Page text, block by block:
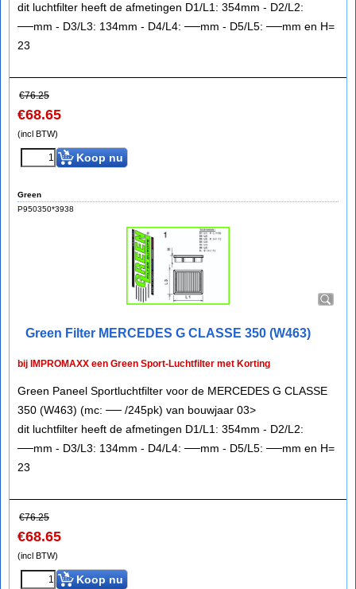
dit luchtfilter heeft de afmetingen D1/L1: 354mm - D2/L2:
──mm - D3/L3: 134mm - D4/L4: ──mm - D5/L5: ──mm en H=
23
€76.25
€68.65
(incl BTW)
Koop nu
Green
P950350*3938
Green Filter MERCEDES G CLASSE 350 (W463)
bij IMPROMAXX een Green Sport-Luchtfilter met Korting
Green Paneel Sportluchtfilter voor de MERCEDES G CLASSE
350 (W463) (mc: ── /245pk) van bouwjaar 03>
dit luchtfilter heeft de afmetingen D1/L1: 354mm - D2/L2:
──mm - D3/L3: 134mm - D4/L4: ──mm - D5/L5: ──mm en H=
23
€76.25
€68.65
(incl BTW)
Koop nu